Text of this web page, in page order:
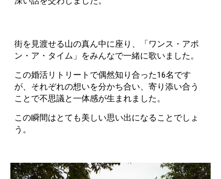
街を見渡せる山の真ん中に座り、「ワンス・アポ
ン・ア・タイム」をみんなで一緒に歌いました。
この婚活リトリートで偶然知り合った16名です
が、それぞれの想いを分かち合い、寄り添い合う
ことで不思議と一体感が生まれました。
この瞬間はとても美しい思い出になることでしょ
う。